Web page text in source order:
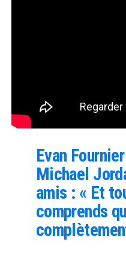
Evan
Michael
amis : « Et
comprends